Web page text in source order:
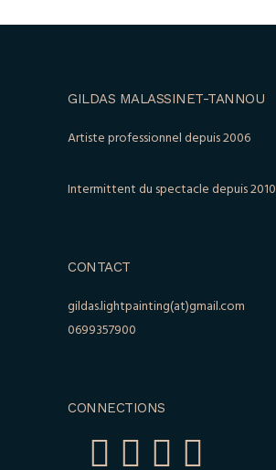
GILDAS MALASSINET-TANNOU
Artiste professionnel depuis 2006
Intermittent du spectacle depuis 2010
CONTACT
gildas.lightpainting(at)gmail.com
0699357900
CONNECTIONS